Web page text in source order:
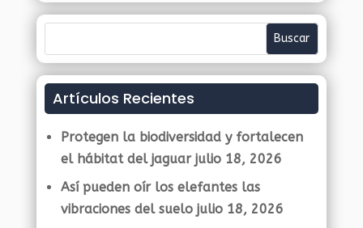
Artículos Recientes
Protegen la biodiversidad y fortalecen
el hábitat del jaguar julio 18, 2026
Así pueden oír los elefantes las
vibraciones del suelo julio 18, 2026